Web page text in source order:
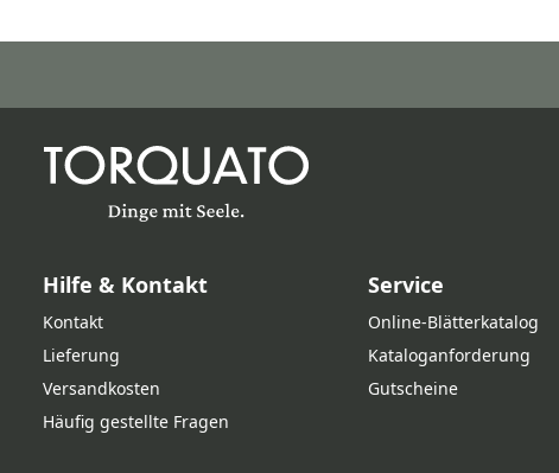
Hilfe & Kontakt
Kontakt
Lieferung
Versandkosten
Häufig gestellte Fragen
Service
Online‑Blätterkatalog
Kataloganforderung
Gutscheine